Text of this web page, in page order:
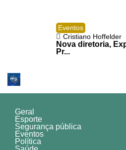
Eventos
Cristiano Hoffelder
Nova diretoria,
Pr...
Geral
Esporte
Segurança pública
Eventos
Política